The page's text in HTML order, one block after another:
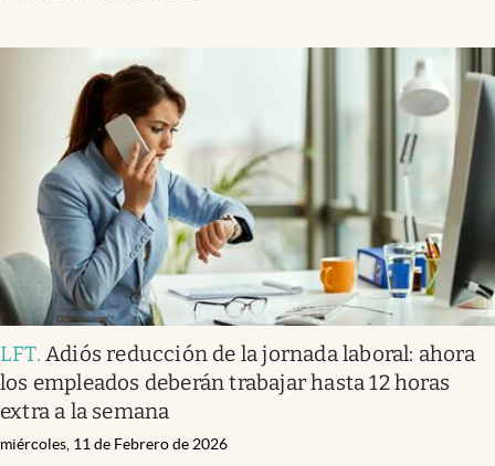
LFT.Adiós reducción de la jornada laboral: ahora
los empleados deberán trabajar hasta 12 horas
extra a la semana
miércoles, 11 de Febrero de 2026